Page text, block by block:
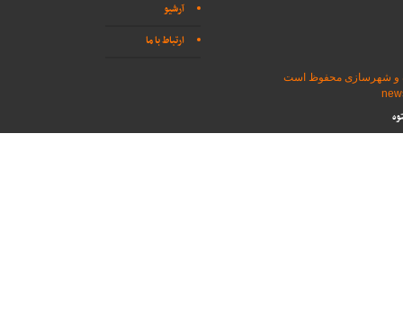
آرشیو
ارتباط با ما
و شهرسازی محفوظ است